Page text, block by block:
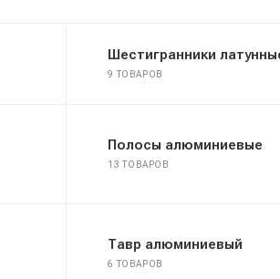
Шестигранники
9 ТОВАРОВ
Полосы алюминиевые
13 ТОВАРОВ
Тавр алюминиевый
6 ТОВАРОВ